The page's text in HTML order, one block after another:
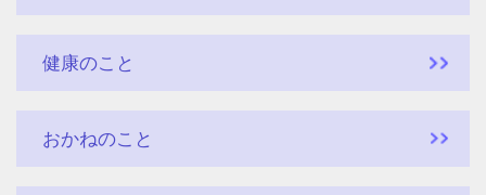
健康のこと
おかねのこと